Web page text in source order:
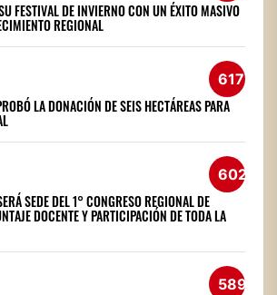
FESTIVAL DE INVIERNO CON UN ÉXITO MASIVO
REGIONAL
617
LA DONACIÓN DE SEIS HECTÁREAS PARA
602
SEDE DEL 1° CONGRESO REGIONAL DE
DOCENTE Y PARTICIPACIÓN DE TODA LA
589